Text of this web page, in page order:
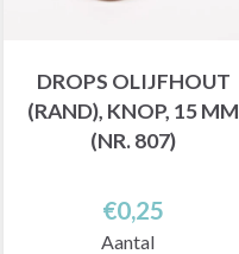
DROPS OLIJFHOUT
(RAND), KNOP, 15 MM
(NR. 807)
€0,25
Aantal